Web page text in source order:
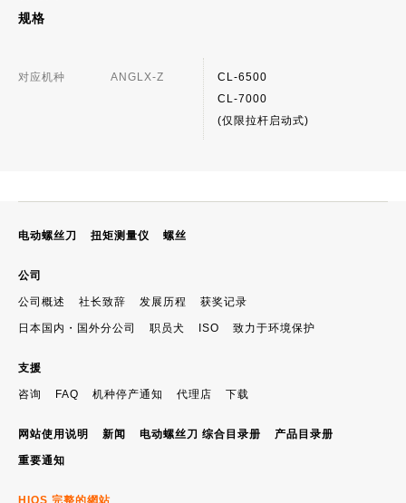
规格
对应机种 ANGLX-Z
CL-6500
CL-7000
(仅限拉杆启动式)
电动螺丝刀 扭矩测量仪 螺丝
公司
公司概述 社长致辞 发展历程 获奖记录
日本国内・国外分公司 职员犬 ISO 致力于环境保护
支援
咨询 FAQ 机种停产通知 代理店 下载
网站使用说明 新闻 电动螺丝刀 综合目录册 产品目录册
重要通知
HIOS 完整的網站